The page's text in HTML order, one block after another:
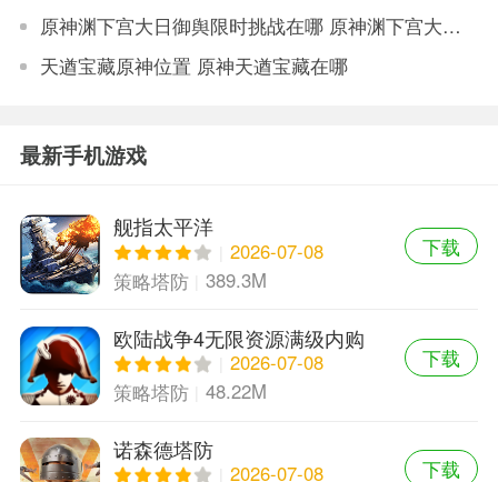
原神渊下宫大日御舆限时挑战在哪 原神渊下宫大日御舆限时挑战方法
天遒宝藏原神位置 原神天遒宝藏在哪
最新手机游戏
舰指太平洋
2026-07-08
策略塔防
389.3M
下载
欧陆战争4无限资源满级内购
版
2026-07-08
策略塔防
48.22M
下载
诺森德塔防
2026-07-08
下载